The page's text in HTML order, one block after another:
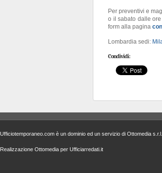
Per preventivi e
o il sabato dalle
form alla pagina
Lombardia sedi:
Condividi:
Ufficiotemporaneo.com è un dominio ed un servizio di Ottomedia s.r.l.
Realizzazione Ottomedia per Ufficiarredati.it